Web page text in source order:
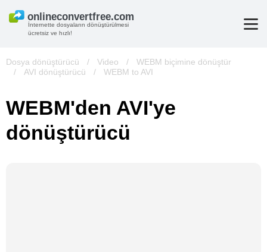
İnternette dosyaların dönüştürülmesi
ücretsiz ve hızlı!
Dosya dönüştürücü / Video /
WEBM biçimine dönüştür
/
AVI dönüştürücü / WEBM to AVI
WEBM'den AVI'ye
dönüştürücü